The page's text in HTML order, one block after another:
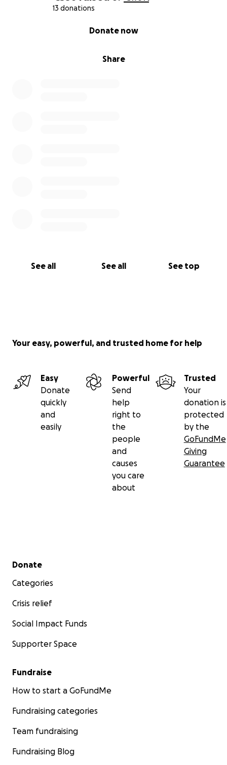
13 donations
Share
Donate now
See all See all See top
Your easy, powerful, and trusted home for help
Easy
Donate
quickly
and
easily
Powerful
Send
help
right to
the
people
and
causes
you care
about
Trusted
Your
donation is
protected
by the
GoFundMe
Giving
Guarantee
Secondary menu
Donate
Categories
Crisis relief
Social Impact Funds
Supporter Space
Fundraise
How to start a GoFundMe
Fundraising categories
Team fundraising
Fundraising Blog